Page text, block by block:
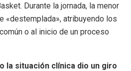
Durante la jornada, la menor
«destemplada», atribuyendo los
o al inicio de un proceso
la situación clínica dio un giro